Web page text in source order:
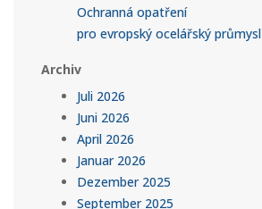
Ochranná opatření
pro evropský ocelářský průmysl
Archiv
Juli 2026
Juni 2026
April 2026
Januar 2026
Dezember 2025
September 2025